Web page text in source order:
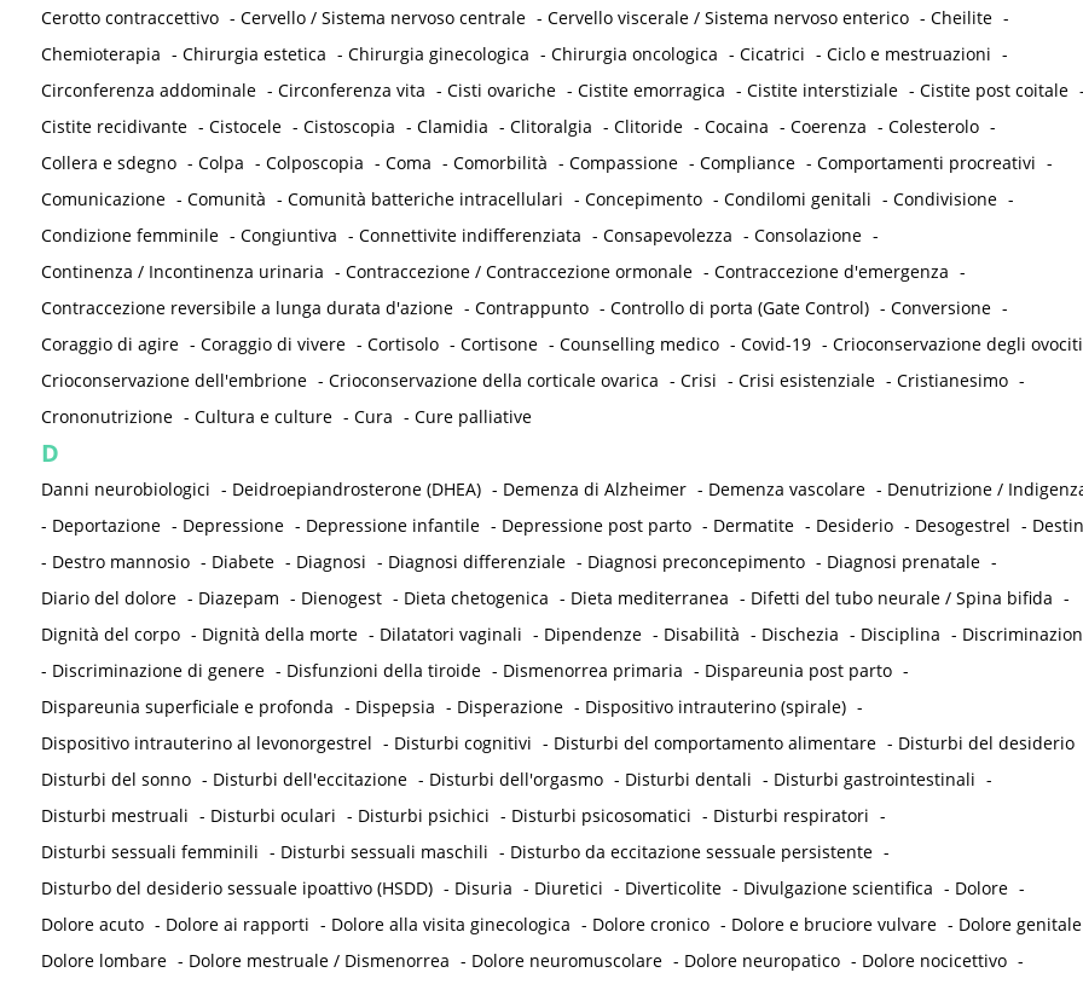
Cerotto contraccettivo - Cervello / Sistema nervoso centrale - Cervello viscerale / Sistema nervoso enterico - Cheilite -
Chemioterapia - Chirurgia estetica - Chirurgia ginecologica - Chirurgia oncologica - Cicatrici - Ciclo e mestruazioni -
Circonferenza addominale - Circonferenza vita - Cisti ovariche - Cistite emorragica - Cistite interstiziale - Cistite post coitale
Cistite recidivante - Cistocele - Cistoscopia - Clamidia - Clitoralgia - Clitoride - Cocaina - Coerenza - Colesterolo -
Collera e sdegno - Colpa - Colposcopia - Coma - Comorbilità - Compassione - Compliance - Comportamenti procreativi -
Comunicazione - Comunità - Comunità batteriche intracellulari - Concepimento - Condilomi genitali - Condivisione -
Condizione femminile - Congiuntiva - Connettivite indifferenziata - Consapevolezza - Consolazione -
Continenza / Incontinenza urinaria - Contraccezione / Contraccezione ormonale - Contraccezione d'emergenza -
Contraccezione reversibile a lunga durata d'azione - Contrappunto - Controllo di porta (Gate Control) - Conversione -
Coraggio di agire - Coraggio di vivere - Cortisolo - Cortisone - Counselling medico - Covid-19 - Crioconservazione degli ovociti
Crioconservazione dell'embrione - Crioconservazione della corticale ovarica - Crisi - Crisi esistenziale - Cristianesimo -
Crononutrizione - Cultura e culture - Cura - Cure palliative
D
Danni neurobiologici - Deidroepiandrosterone (DHEA) - Demenza di Alzheimer - Demenza vascolare - Denutrizione /
- Deportazione - Depressione - Depressione infantile - Depressione post parto - Dermatite - Desiderio - Desogestrel -
- Destro mannosio - Diabete - Diagnosi - Diagnosi differenziale - Diagnosi preconcepimento - Diagnosi prenatale -
Diario del dolore - Diazepam - Dienogest - Dieta chetogenica - Dieta mediterranea - Difetti del tubo neurale / Spina bifida -
Dignità del corpo - Dignità della morte - Dilatatori vaginali - Dipendenze - Disabilità - Dischezia - Disciplina -
- Discriminazione di genere - Disfunzioni della tiroide - Dismenorrea primaria - Dispareunia post parto -
Dispareunia superficiale e profonda - Dispepsia - Disperazione - Dispositivo intrauterino (spirale) -
Dispositivo intrauterino al levonorgestrel - Disturbi cognitivi - Disturbi del comportamento alimentare - Disturbi del desiderio
Disturbi del sonno - Disturbi dell'eccitazione - Disturbi dell'orgasmo - Disturbi dentali - Disturbi gastrointestinali -
Disturbi mestruali - Disturbi oculari - Disturbi psichici - Disturbi psicosomatici - Disturbi respiratori -
Disturbi sessuali femminili - Disturbi sessuali maschili - Disturbo da eccitazione sessuale persistente -
Disturbo del desiderio sessuale ipoattivo (HSDD) - Disuria - Diuretici - Diverticolite - Divulgazione scientifica - Dolore -
Dolore acuto - Dolore ai rapporti - Dolore alla visita ginecologica - Dolore cronico - Dolore e bruciore vulvare - Dolore genitale
Dolore lombare - Dolore mestruale / Dismenorrea - Dolore neuromuscolare - Dolore neuropatico - Dolore nocicettivo -